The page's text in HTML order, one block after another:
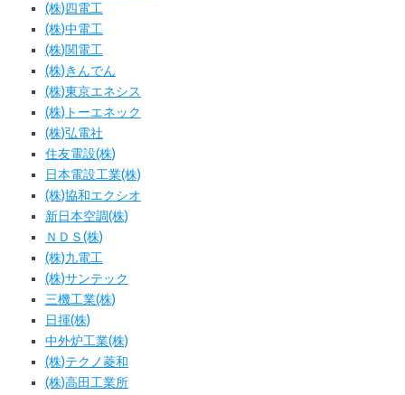
(株)四電工
(株)中電工
(株)関電工
(株)きんでん
(株)東京エネシス
(株)トーエネック
(株)弘電社
住友電設(株)
日本電設工業(株)
(株)協和エクシオ
新日本空調(株)
ＮＤＳ(株)
(株)九電工
(株)サンテック
三機工業(株)
日揮(株)
中外炉工業(株)
(株)テクノ菱和
(株)高田工業所